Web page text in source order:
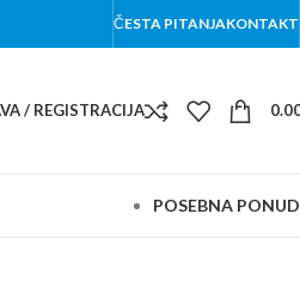
ČESTA PITANJAKONTAKT
/ REGISTRACIJA
POSEBNA